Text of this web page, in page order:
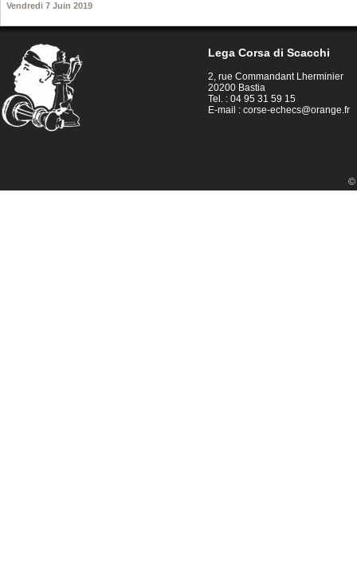
Vendredi 7 Juin 2019
Lega Corsa di Scacchi
2, rue Commandant Lherminier
20200 Bastia
Tel. : 04 95 31 59 15
E-mail :corse-echecs@orange.fr
©